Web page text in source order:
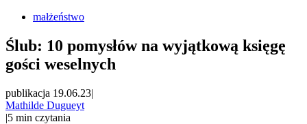
małżeństwo
Ślub: 10 pomysłów na wyjątkową księgę
gości weselnych
publikacja 19.06.23|
Mathilde Dugueyt
|5 min czytania